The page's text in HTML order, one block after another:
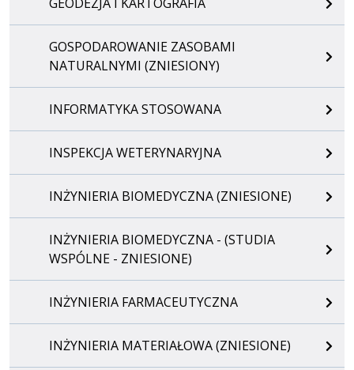
GOSPODAROWANIE ZASOBAMI
NATURALNYMI (ZNIESIONY)
INFORMATYKA STOSOWANA
INSPEKCJA WETERYNARYJNA
INŻYNIERIA BIOMEDYCZNA (ZNIESIONE)
INŻYNIERIA BIOMEDYCZNA - (STUDIA
WSPÓLNE - ZNIESIONE)
INŻYNIERIA FARMACEUTYCZNA
INŻYNIERIA MATERIAŁOWA (ZNIESIONE)